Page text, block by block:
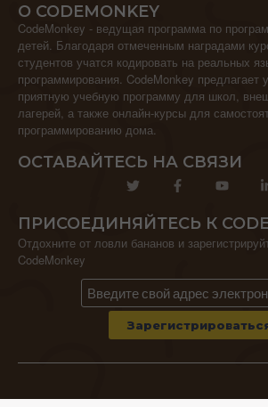
О CODEMONKEY
CodeMonkey - ведущая программа по
детей. Благодаря отмеченным наградами
студентов учатся кодировать на реальных
программирования. CodeMonkey предлагает
приятную учебную программу для школ,
лагерей, а также онлайн-курсы для
программированию дома.
ОСТАВАЙТЕСЬ НА СВЯЗИ
ПРИСОЕДИНЯЙТЕСЬ К
Отдохните от ловли бананов и
CodeMonkey